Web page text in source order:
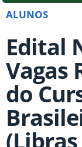
ALUNOS
Edital
Vagas
do